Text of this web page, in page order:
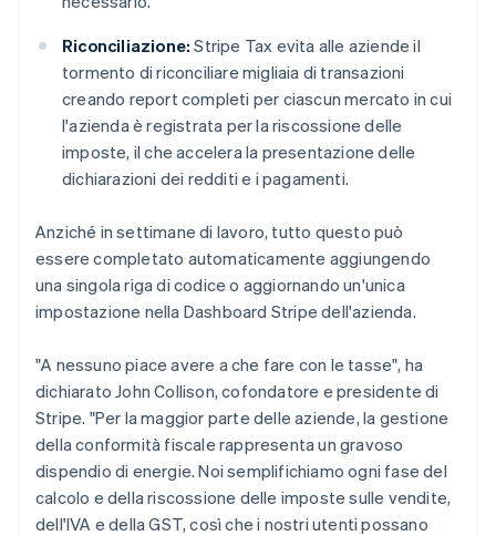
Riconciliazione: Stripe Tax evita alle aziende il
tormento di riconciliare migliaia di transazioni
creando report completi per ciascun mercato in cui
l'azienda è registrata per la riscossione delle
imposte, il che accelera la presentazione delle
dichiarazioni dei redditi e i pagamenti.
Anziché in settimane di lavoro, tutto questo può
essere completato automaticamente aggiungendo
una singola riga di codice o aggiornando un'unica
impostazione nella Dashboard Stripe dell'azienda.
"A nessuno piace avere a che fare con le tasse", ha
dichiarato John Collison, cofondatore e presidente di
Stripe. "Per la maggior parte delle aziende, la gestione
della conformità fiscale rappresenta un gravoso
dispendio di energie. Noi semplifichiamo ogni fase del
calcolo e della riscossione delle imposte sulle vendite,
dell'IVA e della GST, così che i nostri utenti possano
English
DeutschEnglish
Belgio
NederlandsFrançaisDeutschEnglish
Brasile
Português English
Canada
EnglishFrançais
Cina continentale
简体中文 English
Croazia
English Italiano
Danimarca
English
Emirati Arabi Uniti
English
Estonia
English